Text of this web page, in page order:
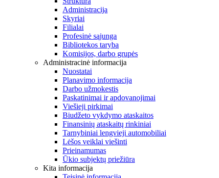
Administracija
Skyriai
Filialai
Profesinė sąjunga
Bibliotekos taryba
Komisijos, darbo grupės
Administracinė informacija
Nuostatai
Planavimo informacija
Darbo užmokestis
Paskatinimai ir apdovanojimai
Viešieji pirkimai
Biudžeto vykdymo ataskaitos
Finansinių ataskaitų rinkiniai
Tarnybiniai lengvieji automobiliai
Lėšos veiklai viešinti
Prieinamumas
Ūkio subjektų priežiūra
Kita informacija